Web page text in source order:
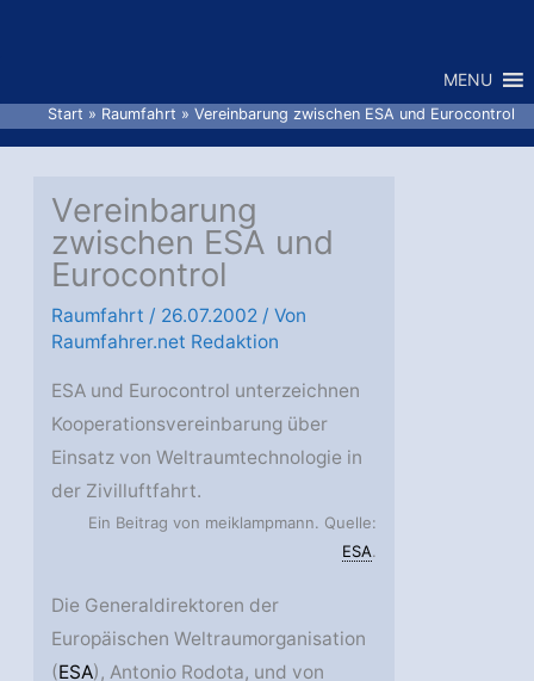
MENU
Start Raumfahrt Vereinbarung zwischen ESA und Eurocontrol
Vereinbarung
zwischen ESA und
Eurocontrol
Raumfahrt / 26.07.2002 / Von
Raumfahrer.net Redaktion
ESA und Eurocontrol unterzeichnen
Kooperationsvereinbarung über
Einsatz von Weltraumtechnologie in
der Zivilluftfahrt.
Ein Beitrag von meiklampmann. Quelle:
ESA.
Die Generaldirektoren der
Europäischen Weltraumorganisation
(ESA), Antonio Rodota, und von